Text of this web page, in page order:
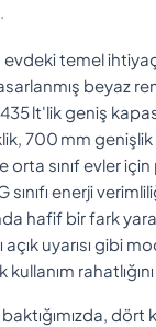
temel
beyaz
435 lt'lik geniş
700 mm
orta sınıf evler
sınıfı enerji
hafif bir fark
uyarısı gibi
rahatlığını
dört